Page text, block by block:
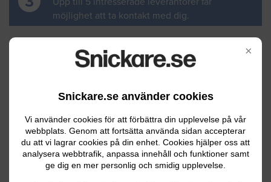
×
Snickare.se använder cookies
Vi använder cookies för att förbättra din upplevelse på vår
webbplats. Genom att fortsätta använda sidan accepterar
du att vi lagrar cookies på din enhet. Cookies hjälper oss att
analysera webbtrafik, anpassa innehåll och funktioner samt
ge dig en mer personlig och smidig upplevelse.
möjlighet att ta kontakt med dig.
Ditt för- och efternamn
Din e-postadress
Ditt telefonnummer